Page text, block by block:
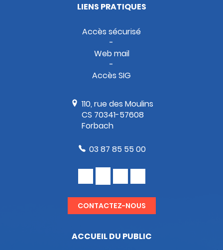
LIENS PRATIQUES
Accès sécurisé
Web mail
Accès SIG
110, rue des Moulins
CS 70341-57608
Forbach
03 87 85 55 00
CONTACTEZ-NOUS
ACCUEIL DU PUBLIC